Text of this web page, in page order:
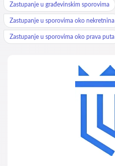
Zastupanje u građevinskim sporovima
Zastupanje u sporovima oko nekretnina
Zastupanje u sporovima oko prava puta